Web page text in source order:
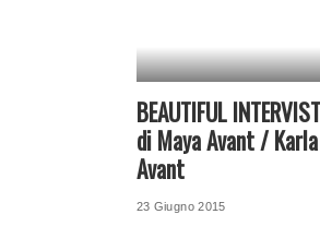
BEAUTIFUL
di Maya Avant /
Avant
23 Giugno 2015